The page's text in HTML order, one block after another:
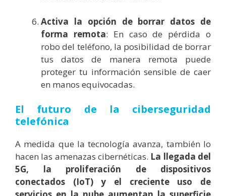
Activa la opción de borrar datos de
forma remota: En caso de pérdida o
robo del teléfono, la posibilidad de borrar
tus datos de manera remota puede
proteger tu información sensible de caer
en manos equivocadas.
El futuro de la ciberseguridad
telefónica
A medida que la tecnología avanza, también lo
hacen las amenazas cibernéticas. La llegada del
5G, la proliferación de dispositivos
conectados (IoT) y el creciente uso de